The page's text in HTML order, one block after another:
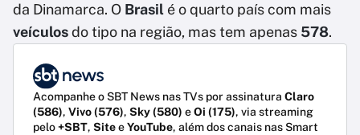
da Dinamarca. O Brasil é o quarto país com mais
veículosdo tipo na região, mas tem apenas 578.
Acompanhe o SBT News nas TVs por assinatura Claro
(586), Vivo (576), Sky (580) eOi (175), via streaming
pelo+SBT, SiteeYouTube, além dos canais nas Smart